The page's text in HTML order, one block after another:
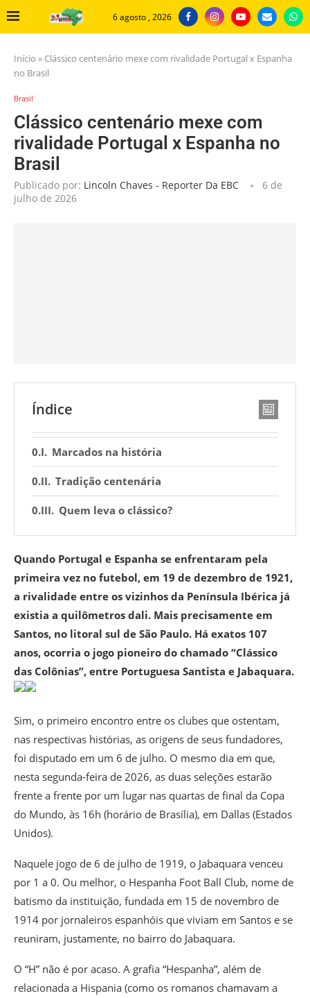
6 agosto , 2026
Início » Clássico centenário mexe com rivalidade Portugal x Espanha
no Brasil
Brasil
Clássico centenário mexe com
rivalidade Portugal x Espanha no
Brasil
Publicado por: Lincoln Chaves - Reporter Da EBC
6 de
julho de 2026
Índice
Marcados na história
Tradição centenária
Quem leva o clássico?
Quando Portugal e Espanha se enfrentaram pela
primeira vez no futebol, em 19 de dezembro de 1921,
a rivalidade entre os vizinhos da Península Ibérica já
existia a quilômetros dali. Mais precisamente em
Santos, no litoral sul de São Paulo. Há exatos 107
anos, ocorria o jogo pioneiro do chamado “Clássico
das Colônias”, entre Portuguesa Santista e Jabaquara.
Sim, o primeiro encontro entre os clubes que ostentam,
nas respectivas histórias, as origens de seus fundadores,
foi disputado em um 6 de julho. O mesmo dia em que,
nesta segunda-feira de 2026, as duas seleções estarão
frente a frente por um lugar nas quartas de final da Copa
do Mundo, às 16h (horário de Brasília), em Dallas (Estados
Unidos).
Naquele jogo de 6 de julho de 1919, o Jabaquara venceu
por 1 a 0. Ou melhor, o Hespanha Foot Ball Club, nome de
batismo da instituição, fundada em 15 de novembro de
1914 por jornaleiros espanhóis que viviam em Santos e se
reuniram, justamente, no bairro do Jabaquara.
O “H” não é por acaso. A grafia “Hespanha”, além de
relacionada a Hispania (como os romanos chamavam a